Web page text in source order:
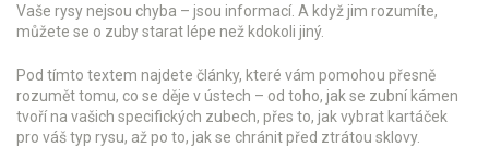
Vaše rysy nejsou chyba – jsou informací. A když jim rozumíte,
můžete se o zuby starat lépe než kdokoli jiný.
Pod tímto textem najdete články, které vám pomohou přesně
rozumět tomu, co se děje v ústech – od toho, jak se zubní kámen
tvoří na vašich specifických zubech, přes to, jak vybrat kartáček
pro váš typ rysu, až po to, jak se chránit před ztrátou sklovy.